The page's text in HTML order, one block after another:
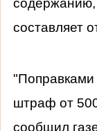
составляет
"Поправками
штраф от
сообщил